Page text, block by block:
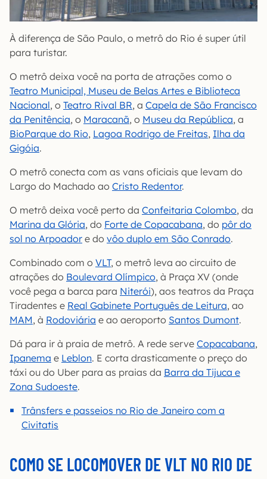
À diferença de São Paulo, o metrô do Rio é super útil
para turistar.
O metrô deixa você na porta de atrações como o
Teatro Municipal, Museu de Belas Artes e Biblioteca
Nacional, o Teatro Rival BR, a Capela de São Francisco
da Penitência, o Maracanã, o Museu da República, a
BioParque do Rio, Lagoa Rodrigo de Freitas, Ilha da
Gigóia.
O metrô conecta com as vans oficiais que levam do
Largo do Machado ao Cristo Redentor.
O metrô deixa você perto da Confeitaria Colombo, da
Marina da Glória, do Forte de Copacabana, do pôr do
sol no Arpoador e do vôo duplo em São Conrado.
Combinado com o VLT, o metrô leva ao circuito de
atrações do Boulevard Olímpico, à Praça XV (onde
você pega a barca para Niterói), aos teatros da Praça
Tiradentes e Real Gabinete Português de Leitura, ao
MAM, à Rodoviária e ao aeroporto Santos Dumont.
Dá para ir à praia de metrô. A rede serve Copacabana,
Ipanema e Leblon. E corta drasticamente o preço do
táxi ou do Uber para as praias da Barra da Tijuca e
Zona Sudoeste.
Trânsfers e passeios no Rio de Janeiro com a
Civitatis
COMO SE LOCOMOVER DE VLT NO RIO DE